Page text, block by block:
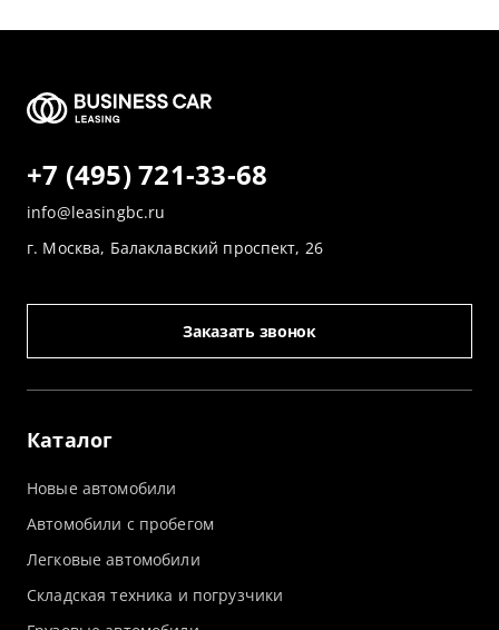
Каталог
Новые автомобили
Автомобили с пробегом
Легковые автомобили
Складская техника и погрузчики
+7 (495) 721-33-68
info@leasingbc.ru
г. Москва, Балаклавский проспект, 26
Заказать звонок